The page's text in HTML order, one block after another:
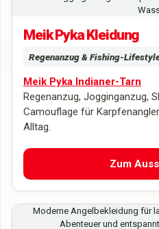
Meik Pyka Kleidung
Regenanzug & Fishing-
Meik Pyka Indianer-Tarn
Regenanzug, Jogginganzug,
Camouflage für
Alltag.
Zum
Moderne Angelbekleidung für
Abenteuer und